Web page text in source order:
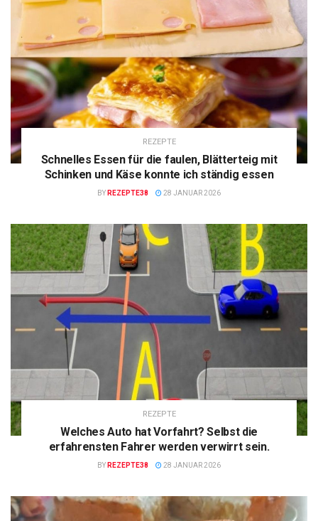
REZEPTE
Schnelles Essen für die faulen, Blätterteig mit
Schinken und Käse konnte ich ständig essen
BY REZEPTE38 28 JANUAR 2026
REZEPTE
Welches Auto hat Vorfahrt? Selbst die
erfahrensten Fahrer werden verwirrt sein.
BY REZEPTE38 28 JANUAR 2026